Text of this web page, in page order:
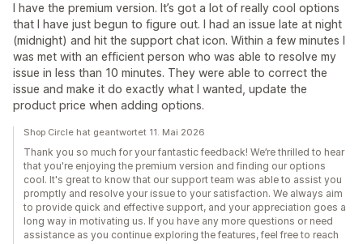
I have the premium version. It’s got a lot of really cool options
that I have just begun to figure out. I had an issue late at night
(midnight) and hit the support chat icon. Within a few minutes I
was met with an efficient person who was able to resolve my
issue in less than 10 minutes. They were able to correct the
issue and make it do exactly what I wanted, update the
product price when adding options.
Shop Circle hat geantwortet 11. Mai 2026
Thank you so much for your fantastic feedback! We’re thrilled to hear
that you're enjoying the premium version and finding our options
cool. It's great to know that our support team was able to assist you
promptly and resolve your issue to your satisfaction. We always aim
to provide quick and effective support, and your appreciation goes a
long way in motivating us. If you have any more questions or need
assistance as you continue exploring the features, feel free to reach